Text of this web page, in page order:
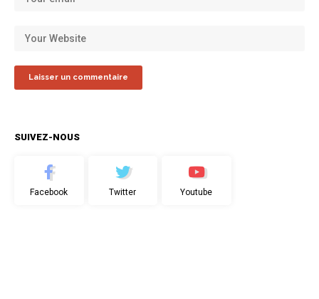
SUIVEZ-NOUS
Facebook Twitter Youtube